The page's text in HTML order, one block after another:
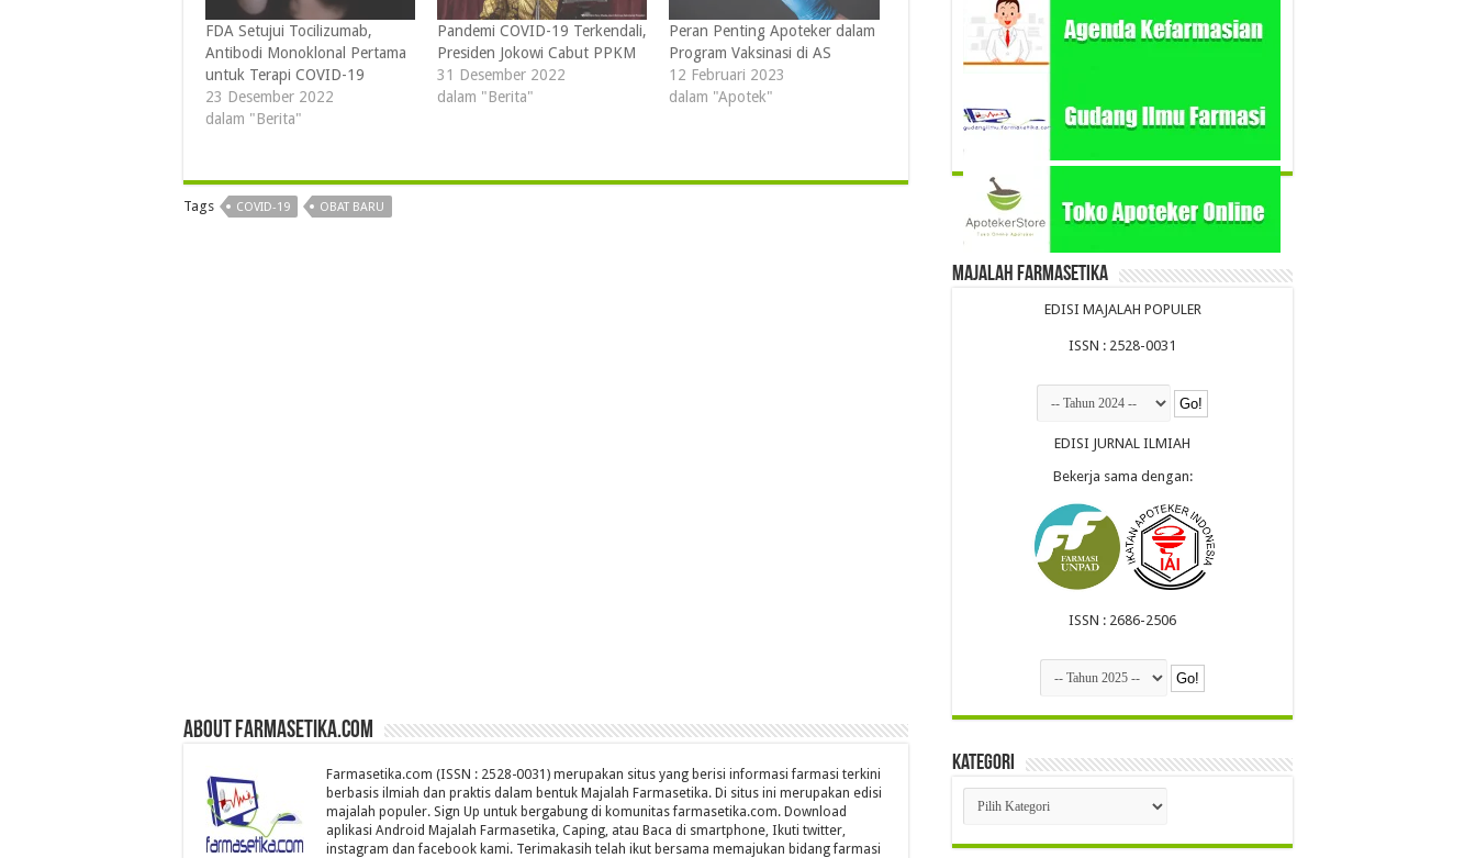
FDA Setujui Tocilizumab,
Antibodi Monoklonal Pertama
untuk Terapi COVID-19
23 Desember 2022
dalam "Berita"
Pandemi COVID-19 Terkendali,
Presiden Jokowi Cabut PPKM
31 Desember 2022
dalam "Berita"
Peran Penting Apoteker dalam
Program Vaksinasi di AS
12 Februari 2023
dalam "Apotek"
Tags COVID-19 OBAT BARU
About farmasetika.com
Farmasetika.com (ISSN : 2528-0031) merupakan situs yang berisi informasi farmasi terkini
berbasis ilmiah dan praktis dalam bentuk Majalah Farmasetika. Di situs ini merupakan edisi
majalah populer. Sign Up untuk bergabung di komunitas farmasetika.com. Download
aplikasi Android Majalah Farmasetika, Caping, atau Baca di smartphone, Ikuti twitter,
instagram dan facebook kami. Terimakasih telah ikut bersama memajukan bidang farmasi
Majalah Farmasetika
EDISI MAJALAH POPULER
ISSN : 2528-0031
EDISI JURNAL ILMIAH
Bekerja sama dengan:
ISSN : 2686-2506
Kategori
Kategori